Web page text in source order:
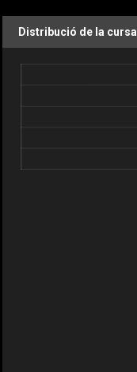
Distribució de la cursa